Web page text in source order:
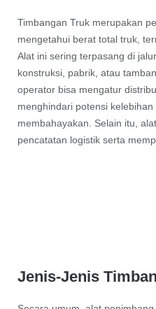
Timbangan Truk merupakan
mengetahui berat total truk,
Alat ini sering terpasang di
konstruksi, pabrik, atau
operator bisa mengatur
menghindari potensi
membahayakan. Selain itu,
pencatatan logistik serta
Jenis-Jenis